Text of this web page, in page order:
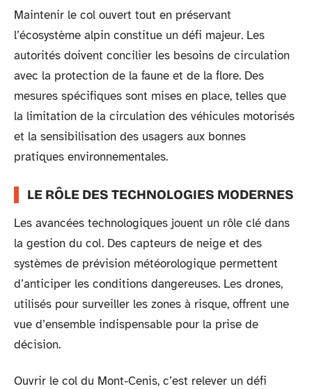
Maintenir le col ouvert tout en préservant
l’écosystème alpin constitue un défi majeur. Les
autorités doivent concilier les besoins de circulation
avec la protection de la faune et de la flore. Des
mesures spécifiques sont mises en place, telles que
la limitation de la circulation des véhicules motorisés
et la sensibilisation des usagers aux bonnes
pratiques environnementales.
LE RÔLE DES TECHNOLOGIES MODERNES
Les avancées technologiques jouent un rôle clé dans
la gestion du col. Des capteurs de neige et des
systèmes de prévision météorologique permettent
d’anticiper les conditions dangereuses. Les drones,
utilisés pour surveiller les zones à risque, offrent une
vue d’ensemble indispensable pour la prise de
décision.
Ouvrir le col du Mont-Cenis, c’est relever un défi